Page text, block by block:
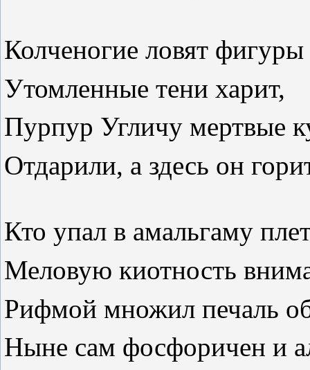
Колченогие ловят фигуры
Утомленные тени харит,
Пурпур Угличу мертвые
Отдарили, а здесь он
Кто упал в амальгаму
Меловую киотность
Рифмой множил печаль
Ныне сам фосфоричен и